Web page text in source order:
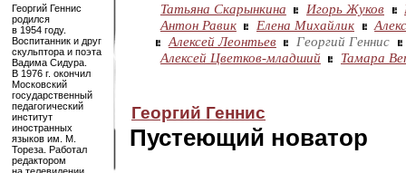
Георгий Геннис
родился
в 1954 году.
Воспитанник и друг
скульптора и поэта
Вадима Сидура.
В 1976 г. окончил
Московский
государственный
педагогический
институт
иностранных
языков им. М.
Тореза. Работал
редактором
Татьяна Скарынкина Игорь Жуков
Антон Равик
Елена Михайлик
Алексей Леонтьев
Георгий Геннис
Алексей Цветков-младший
Тамара
Георгий Геннис
Пустеющий новатор